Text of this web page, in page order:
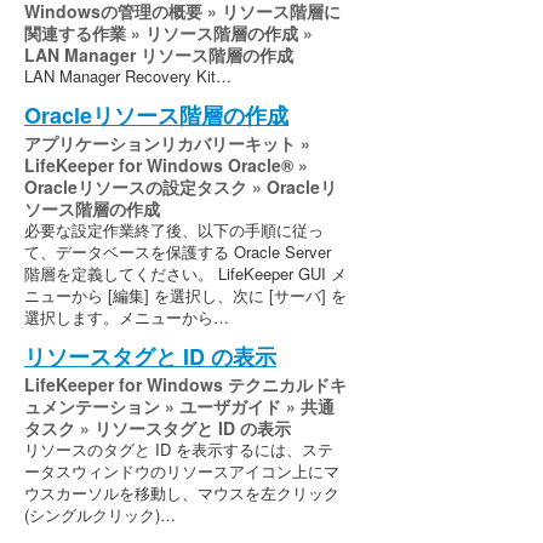
Windowsの管理の概要 » リソース階層に
関連する作業 » リソース階層の作成 »
LAN Manager リソース階層の作成
LAN Manager Recovery Kit…
Oracleリソース階層の作成
アプリケーションリカバリーキット »
LifeKeeper for Windows Oracle® »
Oracleリソースの設定タスク » Oracleリ
ソース階層の作成
必要な設定作業終了後、以下の手順に従っ
て、データベースを保護する Oracle Server
階層を定義してください。 LifeKeeper GUI メ
ニューから [編集] を選択し、次に [サーバ] を
選択します。メニューから…
リソースタグと ID の表示
LifeKeeper for Windows テクニカルドキ
ュメンテーション » ユーザガイド » 共通
タスク » リソースタグと ID の表示
リソースのタグと ID を表示するには、ステ
ータスウィンドウのリソースアイコン上にマ
ウスカーソルを移動し、マウスを左クリック
(シングルクリック)…